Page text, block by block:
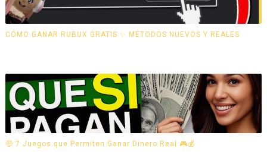
CÓMO GANAR RUBUX GRATIS ✨ MÉTODOS NUEVOS Y REALES
🤑 7 Juegos que Permiten Ganar Dinero Real 🎮💰